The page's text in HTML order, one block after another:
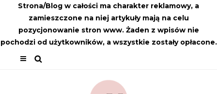
Strona/Blog w całości ma charakter reklamowy, a
zamieszczone na niej artykuły mają na celu
pozycjonowanie stron www. Żaden z wpisów nie
pochodzi od użytkowników, a wszystkie zostały opłacone.